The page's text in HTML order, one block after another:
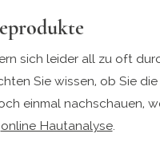
sich leider all zu oft
Sie wissen, ob Sie
einmal nachschauen,
online Hautanalyse.